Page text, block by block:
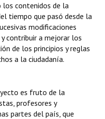
los contenidos de la
tiempo que pasó desde la
modificaciones
contribuir a mejorar los
de los principios y reglas
a la ciudadanía.
es fruto de la
profesores y
partes del país, que